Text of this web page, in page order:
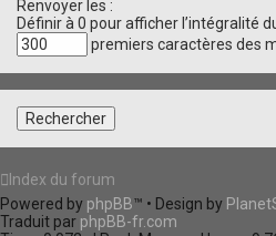
Renvoyer les :
Définir à 0 pour afficher l’intégralité
premiers caractères des
Index du forum
Powered by phpBB™ • Design by
Traduit par phpBB-fr.com